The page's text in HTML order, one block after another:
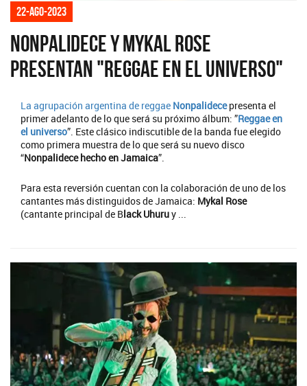
22-ago-2023
Nonpalidece y Mykal Rose
presentan "Reggae en el universo"
La agrupación argentina de reggae Nonpalidecepresenta el
primer adelanto de lo que será su próximo álbum: ”Reggae en
el universo”. Este clásico indiscutible de la banda fue elegido
como primera muestra de lo que será su nuevo disco
“Nonpalidece hecho en Jamaica”.
Para esta reversión cuentan con la colaboración de uno de los
cantantes más distinguidos de Jamaica: Mykal Rose
(cantante principal de Black Uhuruy ...